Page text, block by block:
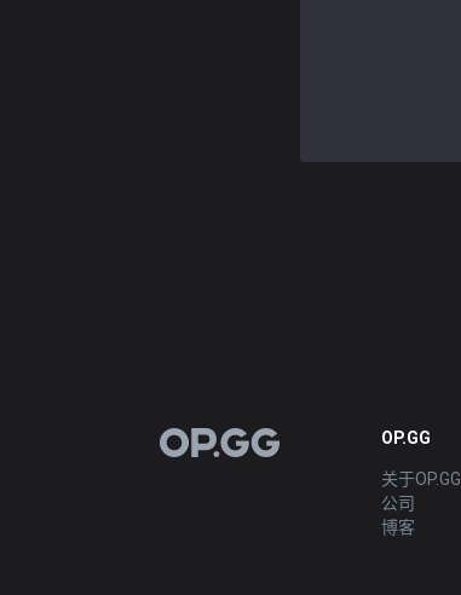
OP.GG OP.GG
关于OP.GG
公司
博客